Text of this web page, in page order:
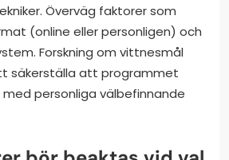
Överväg faktorer som
(online eller personligen) och
Forskning om vittnesmål
säkerställa att programmet
personliga välbefinnande